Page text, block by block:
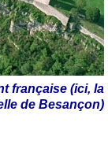
française (ici, la
de Besançon)